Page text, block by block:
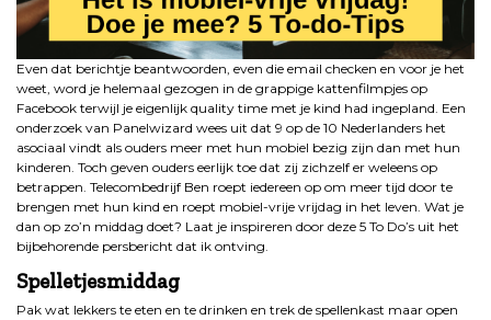
Even dat berichtje beantwoorden, even die email checken en voor je het
weet, word je helemaal gezogen in de grappige kattenfilmpjes op
Facebook terwijl je eigenlijk quality time met je kind had ingepland. Een
onderzoek van Panelwizard wees uit dat 9 op de 10 Nederlanders het
asociaal vindt als ouders meer met hun mobiel bezig zijn dan met hun
kinderen. Toch geven ouders eerlijk toe dat zij zichzelf er weleens op
betrappen. Telecombedrijf Ben roept iedereen op om meer tijd door te
brengen met hun kind en roept mobiel-vrije vrijdag in het leven. Wat je
dan op zo’n middag doet? Laat je inspireren door deze 5 To Do’s uit het
bijbehorende persbericht dat ik ontving.
Spelletjesmiddag
Pak wat lekkers te eten en te drinken en trek de spellenkast maar open